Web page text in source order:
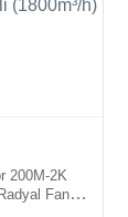
200M-2K
Fan